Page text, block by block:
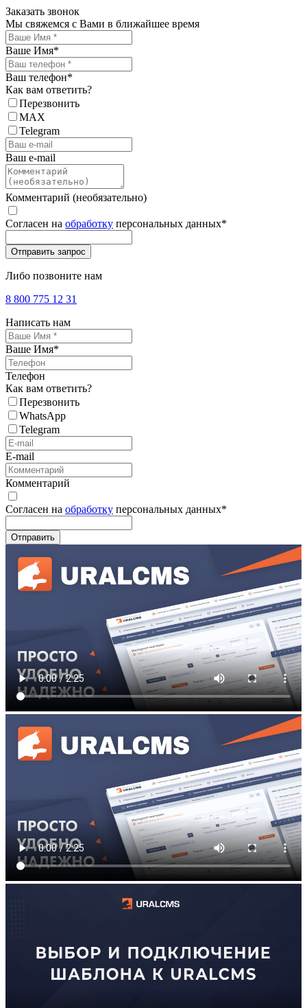
Заказать звонок
Мы свяжемся с Вами в ближайшее время
Ваше Имя*
Ваш телефон*
Как вам ответить?
Перезвонить
MAX
Telegram
Ваш e-mail
Комментарий (необязательно)
Согласен на обработку персональных данных*
Либо позвоните нам
8 800 775 12 31
Написать нам
Ваше Имя*
Телефон
Как вам ответить?
Перезвонить
WhatsApp
Telegram
E-mail
Комментарий
Согласен на обработку персональных данных*